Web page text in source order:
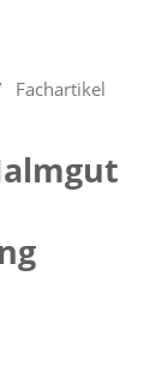
Fachartikel